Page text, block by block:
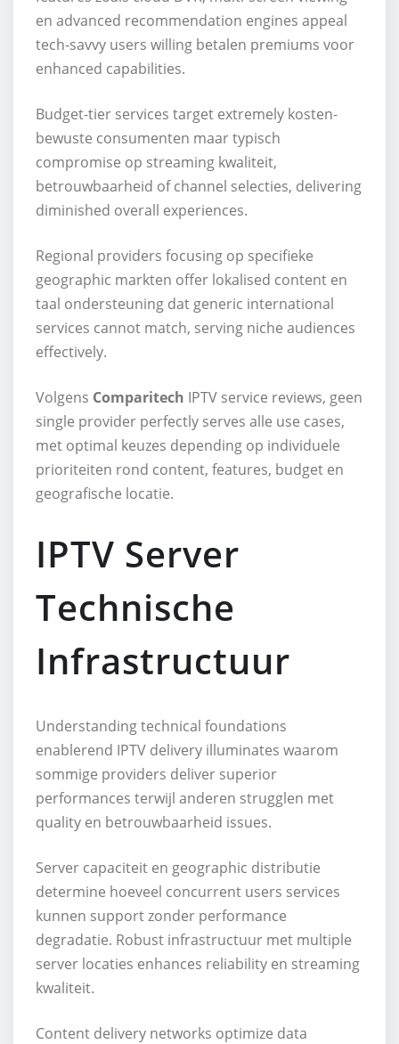
en advanced recommendation engines appeal
tech-savvy users willing betalen premiums voor
enhanced capabilities.
Budget-tier services target extremely kosten-
bewuste consumenten maar typisch
compromise op streaming kwaliteit,
betrouwbaarheid of channel selecties, delivering
diminished overall experiences.
Regional providers focusing op specifieke
geographic markten offer lokalised content en
taal ondersteuning dat generic international
services cannot match, serving niche audiences
effectively.
Volgens Comparitech IPTV service reviews, geen
single provider perfectly serves alle use cases,
met optimal keuzes depending op individuele
prioriteiten rond content, features, budget en
geografische locatie.
IPTV Server
Technische
Infrastructuur
Understanding technical foundations
enablerend IPTV delivery illuminates waarom
sommige providers deliver superior
performances terwijl anderen strugglen met
quality en betrouwbaarheid issues.
Server capaciteit en geographic distributie
determine hoeveel concurrent users services
kunnen support zonder performance
degradatie. Robust infrastructuur met multiple
server locaties enhances reliability en streaming
kwaliteit.
Content delivery networks optimize data